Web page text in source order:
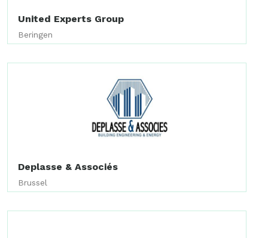
United Experts Group
Beringen
Deplasse & Associés
Brussel